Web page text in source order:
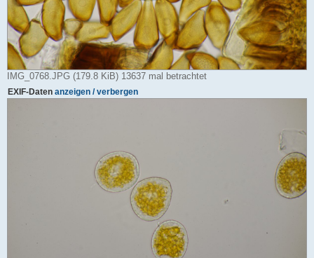
IMG_0768.JPG (179.8 KiB) 13637 mal betrachtet
EXIF-Daten anzeigen / verbergen